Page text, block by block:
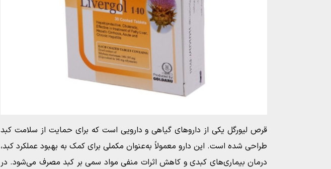
قرص لیورگل یکی از داروهای گیاهی و دارویی است که برای حمایت از سلامت کبد
طراحی شده است. این دارو معمولاً به‌عنوان مکملی برای کمک به بهبود عملکرد کبد،
درمان بیماری‌های کبدی و کاهش اثرات منفی مواد سمی بر کبد مصرف می‌شود. در